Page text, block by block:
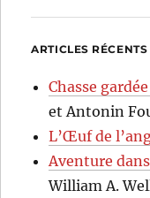
ARTICLES RÉCENTS
Chasse
et Antonin
L’Œuf de
Aventure
William A.